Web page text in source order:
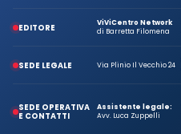
EDITORE
ViViCentro Network
di Barretta Filomena
SEDE LEGALE Via Plinio Il Vecchio 24
SEDE OPERATIVA
E CONTATTI
Assistente legale:
Avv. Luca Zuppelli